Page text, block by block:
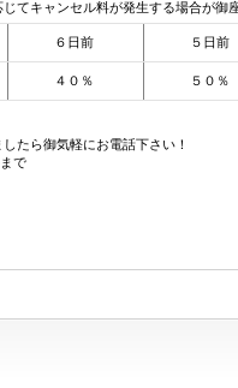
てキャンセル料が発生する場合が御
６日前 ５日前
４０％ ５０％
たら御気軽にお電話下さい！
で